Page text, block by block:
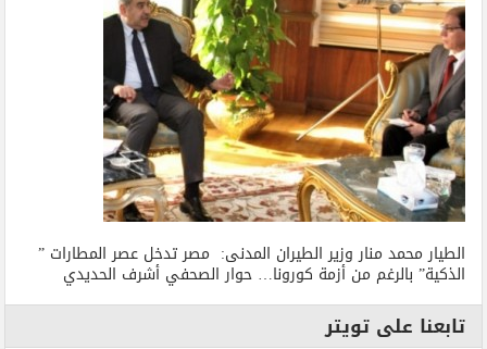
الطيار محمد منار وزير الطيران المدنى: مصر تدخل عصر المطارات ”
الذكية” بالرغم من أزمة كورونا… حوار الصحفي أشرف الحديدي
تابعنا على تويتر